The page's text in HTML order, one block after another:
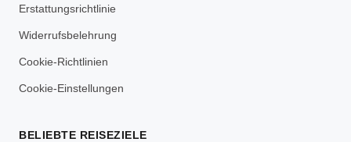
Erstattungsrichtlinie
Widerrufsbelehrung
Cookie-Richtlinien
Cookie-Einstellungen
BELIEBTE REISEZIELE